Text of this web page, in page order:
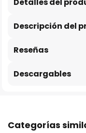
Descripción del
Reseñas
Descargables
Categorías